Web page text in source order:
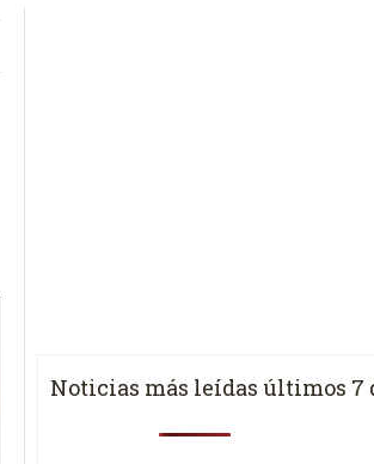
Noticias más leídas últimos 7